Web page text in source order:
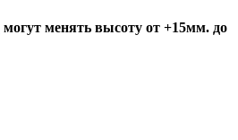
могут менять высоту от +15мм. до